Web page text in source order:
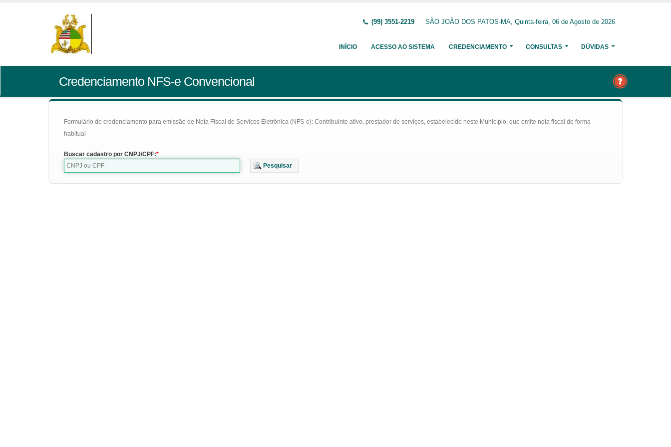
(99) 3551-2219 SÃO JOÃO DOS PATOS-MA, Quinta-feira, 06 de Agosto de 2026
INÍCIO ACESSO AO SISTEMA CREDENCIAMENTO CONSULTAS DÚVIDAS
Credenciamento NFS-e Convencional
Formulário de credenciamento para emissão de Nota Fiscal de Serviços Eletrônica (NFS-e): Contribuinte ativo, prestador de serviços, estabelecido neste Município, que emite nota fiscal de forma
habitual
Buscar cadastro por CNPJ/CPF:
Pesquisar